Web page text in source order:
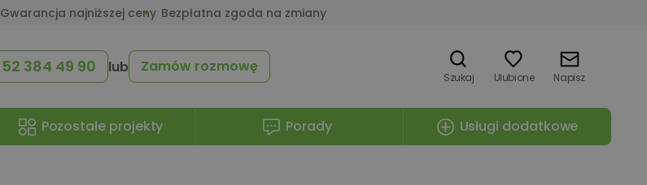
Gwarancja najniższej ceny Bezpłatna zgoda na zmiany
52 384 49 90 lub Zamów rozmowę
Szukaj Ulubione Napisz
Pozostałe projekty Porady Usługi dodatkowe